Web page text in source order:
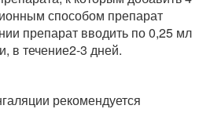
способом препарат
препарат вводить по 0,25 мл
в течение2-3 дней.
рекомендуется